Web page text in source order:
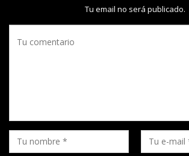
Tu email no será publicado.